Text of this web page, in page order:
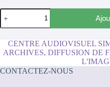
quantité
de
My
90'sCENTRE AUDIOVISUEL
ARCHIVES, DIFFUSION DE
CONTACTEZ-NOUS